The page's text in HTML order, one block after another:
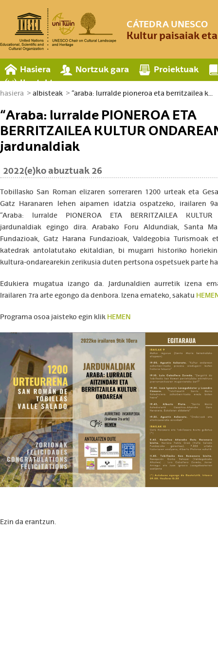
CÁTEDRA UNESCO
Kultur paisaiak
Hasiera Nortzuk gara
Proiektuak
Kontaktua
hasiera albisteak “araba: lurralde pioneroa eta berritzailea k...
“Araba: lurralde PIONEROA ETA
BERRITZAILEA KULTUR
jardunaldiak
2022(e)ko abuztuak 26
Tobillasko San Roman elizaren sorreraren 1200 urteak eta
Gatz Haranaren lehen aipamen idatzia ospatzeko, irailaren
“Araba: lurralde PIONEROA ETA BERRITZAILEA KULTUR
jardunaldiak egingo dira. Arabako Foru Aldundiak, Santa
Fundazioak, Gatz Harana Fundazioak, Valdegobia Turismoak
katedrak antolatutako ekitaldian, bi mugarri historiko
kultura-ondarearekin zerikusia duten pertsona ospetsuek parte
Edukiera mugatua izango da. Jardunaldien aurretik izena
Irailaren 7ra arte egongo da denbora. Izena emateko, sakatu
Programa osoa jaisteko egin klik HEMEN
Ezin da erantzun.